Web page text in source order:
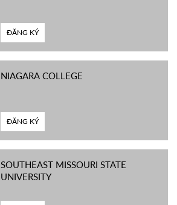
ĐĂNG KÝ
NIAGARA COLLEGE
ĐĂNG KÝ
SOUTHEAST MISSOURI STATE
UNIVERSITY